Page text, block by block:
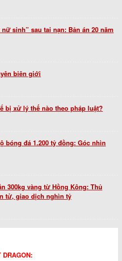
sinh” sau tai nạn: Bản án 20 năm
biên giới
bị xử lý thế nào theo pháp luật?
bóng đá 1.200 tỷ đồng: Góc nhìn
300kg vàng từ Hồng Kông: Thủ
tử, giao dịch nghìn tỷ
DRAGON: